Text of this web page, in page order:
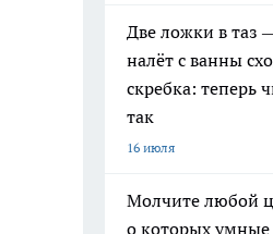
Две ложки в таз
налёт с ванны
скребка: теперь
так
16 июля
Молчите любой
о которых